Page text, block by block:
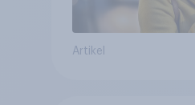
Artikel